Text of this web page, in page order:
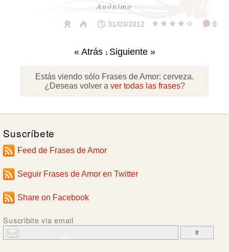
Anónimo
31/03/2012 0
« Atrás 1 Siguiente »
Estás viendo sólo Frases de Amor: cerveza.
¿Deseas volver a ver todas las frases?
Suscríbete
Feed de Frases de Amor
Seguir Frases de Amor en Twitter
Share on Facebook
Suscribite via email